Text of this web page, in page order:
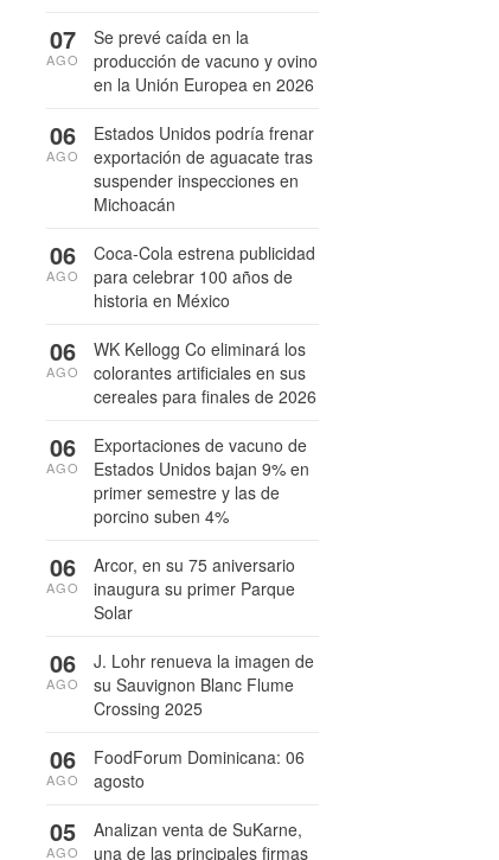
Se prevé caída en la
producción de vacuno y ovino
en la Unión Europea en 2026
07
AGO
Estados Unidos podría frenar
exportación de aguacate tras
suspender inspecciones en
Michoacán
06
AGO
Coca-Cola estrena publicidad
para celebrar 100 años de
historia en México
06
AGO
WK Kellogg Co eliminará los
colorantes artificiales en sus
cereales para finales de 2026
06
AGO
Exportaciones de vacuno de
Estados Unidos bajan 9% en
primer semestre y las de
porcino suben 4%
06
AGO
Arcor, en su 75 aniversario
inaugura su primer Parque
Solar
06
AGO
J. Lohr renueva la imagen de
su Sauvignon Blanc Flume
Crossing 2025
06
AGO
FoodForum Dominicana: 06
agosto
06
AGO
Analizan venta de SuKarne,
una de las principales firmas
05
AGO